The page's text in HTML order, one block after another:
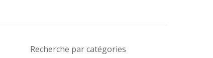
Recherche par catégories